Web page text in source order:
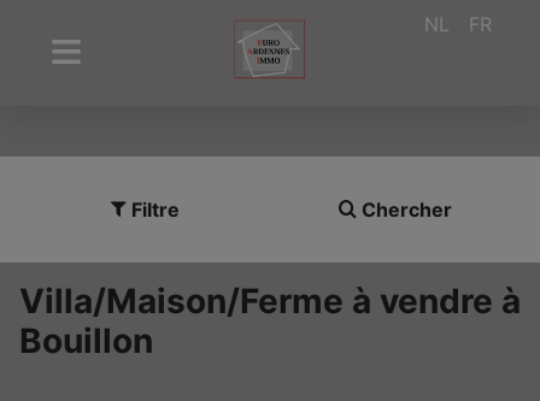
NL FR
Filtre Chercher
Villa/Maison/Ferme à vendre à
Bouillon